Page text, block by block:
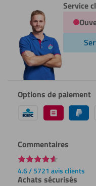
Service
Options de paiement
Commentaires
4.6 / 5721 avis clients
Achats sécurisés